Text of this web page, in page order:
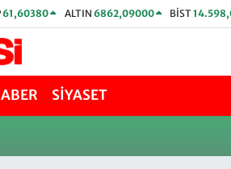
61,60380 ALTIN 6862,09000 BİST
SİYASET